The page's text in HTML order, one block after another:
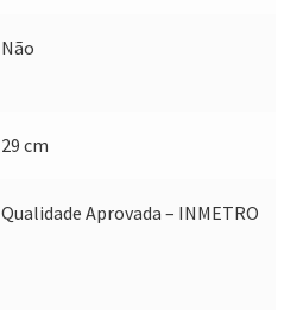
Não
29 cm
Qualidade Aprovada – INMETRO